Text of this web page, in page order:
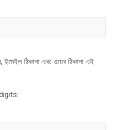
ইমেইল ঠিকানা এবং ওয়েব ঠিকানা এই